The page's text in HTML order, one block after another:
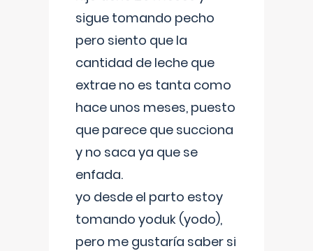
sigue tomando pecho
pero siento que la
cantidad de leche que
extrae no es tanta como
hace unos meses, puesto
que parece que succiona
y no saca ya que se
enfada.
yo desde el parto estoy
tomando yoduk (yodo),
pero me gustaría saber si